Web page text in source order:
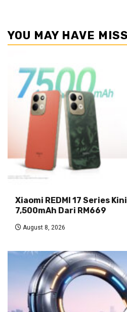
YOU MAY HAVE
Xiaomi REDMI 17 Series
7,500mAh Dari RM669
August 8, 2026